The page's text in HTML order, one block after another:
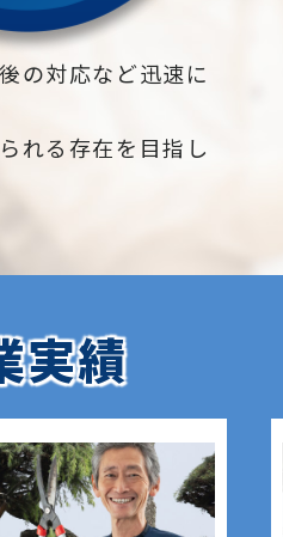
の対応など迅速に
れる存在を目指し
実績